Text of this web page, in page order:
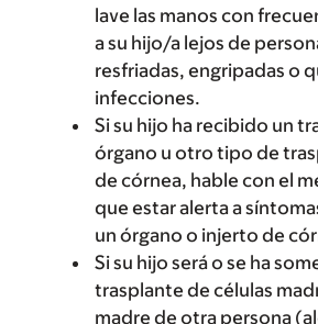
lave las manos con
a su hijo/a lejos de
resfriadas, engripadas o
infecciones.
Si su hijo ha recibido un
órgano u otro tipo de
de córnea, hable con el
que estar alerta a
un órgano o injerto de
Si su hijo será o se ha
trasplante de células
madre de otra persona